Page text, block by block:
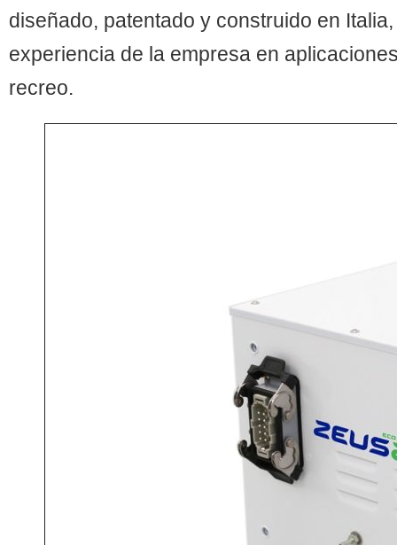
diseñado, patentado y construido en
experiencia de la empresa en
recreo.